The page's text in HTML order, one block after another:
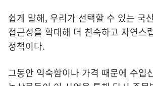
쉽게 말해, 우리가 선택할 수 있는 국
접근성을 확대해 더 친숙하고 자연스
정책이다.
그동안 익숙함이나 가격 때문에 수입